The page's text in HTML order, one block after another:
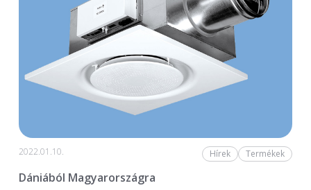
2022.01.10. Hírek Termékek
Dániából Magyarországra